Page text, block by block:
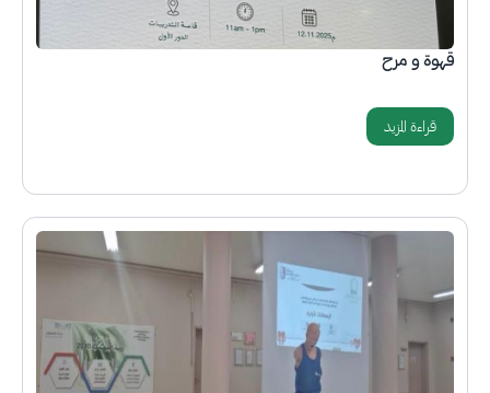
قهوة و مرح
قراءة المزيد
الصورة